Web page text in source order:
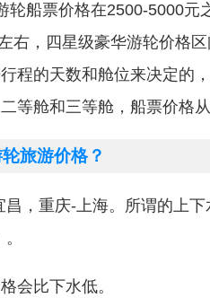
轮船票价格在2500-5000元
右，四星级豪华游轮价格
程的天数和舱位来决定的
等舱和三等舱，船票价格
旅游价格？
，重庆-上海。所谓的上
会比下水低。